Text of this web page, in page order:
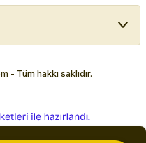
Tüm hakkı saklıdır.
e-
ticaret
hazırlandı.